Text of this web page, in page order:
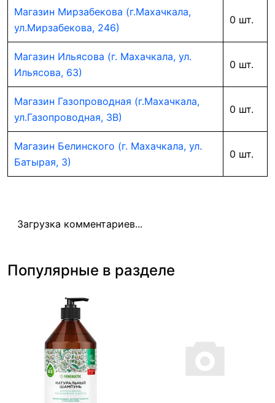
Магазин Мирзабекова (г.Махачкала,
ул.Мирзабекова, 246)
0 шт.
Магазин Ильясова (г. Махачкала, ул.
Ильясова, 63)
0 шт.
Магазин Газопроводная (г.Махачкала,
ул.Газопроводная, 3В)
0 шт.
Магазин Белинского (г. Махачкала, ул.
Батырая, 3)
0 шт.
Загрузка комментариев...
Популярные в разделе